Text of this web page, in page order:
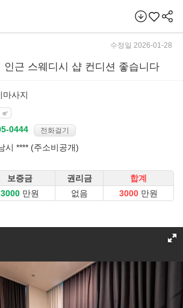
수정일 2026-01-28
인근 스웨디시 샵 컨디션 좋습니다
마사지
㎡
전화걸기
시 **** (주소비공개)
보증금 권리금
합계
만원 없음 만원